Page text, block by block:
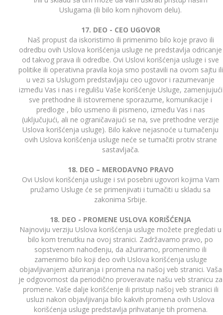
Uslugama (ili bilo kom njihovom delu).
17. DEO - CEO UGOVOR
Naš propust da iskoristimo ili primenimo bilo koje pravo ili
odredbu ovih Uslova korišćenja usluge ne predstavlja odricanje
od takvog prava ili odredbe. Ovi Uslovi korišćenja usluge i sve
politike ili operativna pravila koja smo postavili na ovom sajtu ili
u vezi sa Uslugom predstavljaju ceo ugovor i razumevanje
između Vas i nas i regulišu Vaše korišćenje Usluge, zamenjujući
sve prethodne ili istovremene sporazume, komunikacije i
predloge , bilo usmeno ili pismeno, između Vas i nas
(uključujući, ali ne ograničavajući se na, sve prethodne verzije
Uslova korišćenja usluge). Bilo kakve nejasnoće u tumačenju
ovih Uslova korišćenja usluge neće se tumačiti protiv strane
sastavljača.
18. DEO – MERODAVNO PRAVO
Ovi Uslovi korišćenja usluge i svi posebni ugovori kojima Vam
pružamo Usluge će se primenjivati i tumačiti u skladu sa
zakonima Srbije.
18. DEO - PROMENE USLOVA KORIŠĆENJA
Najnoviju verziju Uslova korišćenja usluge možete pregledati u
bilo kom trenutku na ovoj stranici. Zadržavamo pravo, po
sopstvenom nahođenju, da ažuriramo, promenimo ili
zamenimo bilo koji deo ovih Uslova korišćenja usluge
objavljivanjem ažuriranja i promena na našoj veb stranici. Vaša
je odgovornost da periodično proveravate našu veb stranicu za
promene. Vaše dalje korišćenje ili pristup našoj veb stranici ili
usluzi nakon objavljivanja bilo kakvih promena ovih Uslova
korišćenja usluge predstavlja prihvatanje tih promena.